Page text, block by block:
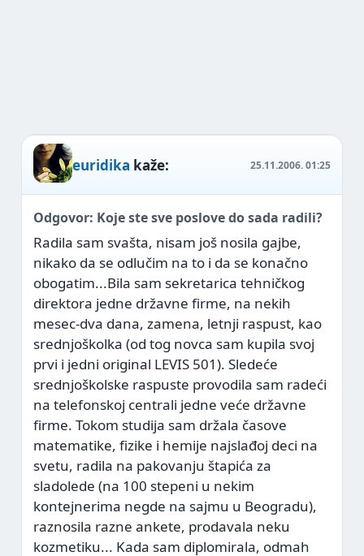
euridika kaže: 25.11.2006.01:25
Odgovor: Koje ste sve poslove do sada radili?
Radila sam svašta, nisam još nosila gajbe,
nikako da se odlučim na to i da se konačno
obogatim...Bila sam sekretarica tehničkog
direktora jedne državne firme, na nekih
mesec-dva dana, zamena, letnji raspust, kao
srednjoškolka (od tog novca sam kupila svoj
prvi i jedni original LEVIS 501). Sledeće
srednjoškolske raspuste provodila sam radeći
na telefonskoj centrali jedne veće državne
firme. Tokom studija sam držala časove
matematike, fizike i hemije najslađoj deci na
svetu, radila na pakovanju štapića za
sladolede (na 100 stepeni u nekim
kontejnerima negde na sajmu u Beogradu),
raznosila razne ankete, prodavala neku
kozmetiku... Kada sam diplomirala, odmah